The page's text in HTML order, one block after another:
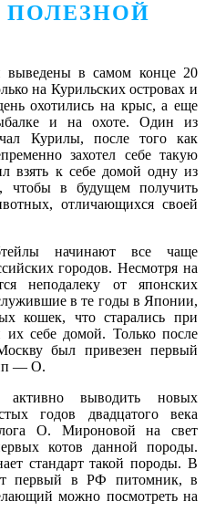
выведены в самом конце 20
на Курильских островах и
охотились на крыс, а еще
и на охоте. Один из
Курилы, после того как
захотел себе такую
взять к себе домой одну из
чтобы в будущем получить
отличающихся своей
начинают все чаще
городов. Несмотря на
неподалеку от японских
в те годы в Японии,
кошек, что старались при
себе домой. Только после
был привезен первый
― О.
активно выводить новых
годов двадцатого века
О. Мироновой на свет
котов данной породы.
стандарт такой породы. В
первый в РФ питомник, в
можно посмотреть на